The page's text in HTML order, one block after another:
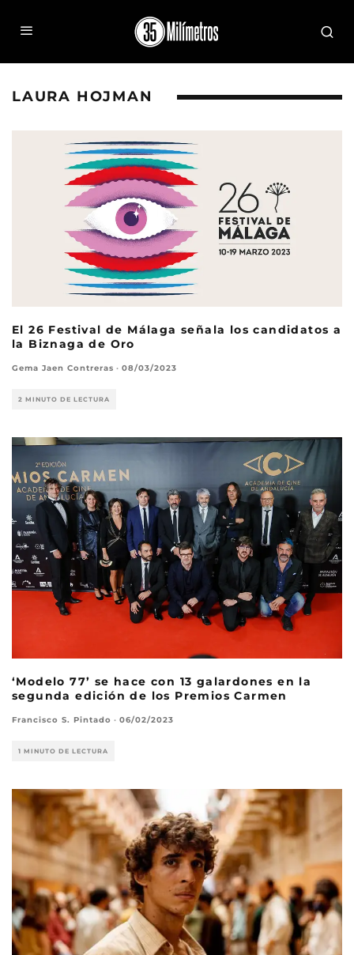
LAURA HOJMAN
El 26 Festival de Málaga señala los candidatos a
la Biznaga de Oro
Gema Jaen Contreras · 08/03/2023
2 MINUTO DE LECTURA
‘Modelo 77’ se hace con 13 galardones en la
segunda edición de los Premios Carmen
Francisco S. Pintado · 06/02/2023
1 MINUTO DE LECTURA